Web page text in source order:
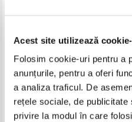
Acest site utilizează
Folosim cookie-uri pentru a
anunțurile, pentru a oferi
a analiza traficul. De
rețele sociale, de
privire la modul în care
Hendrik van Loon - Istoria
omenirii